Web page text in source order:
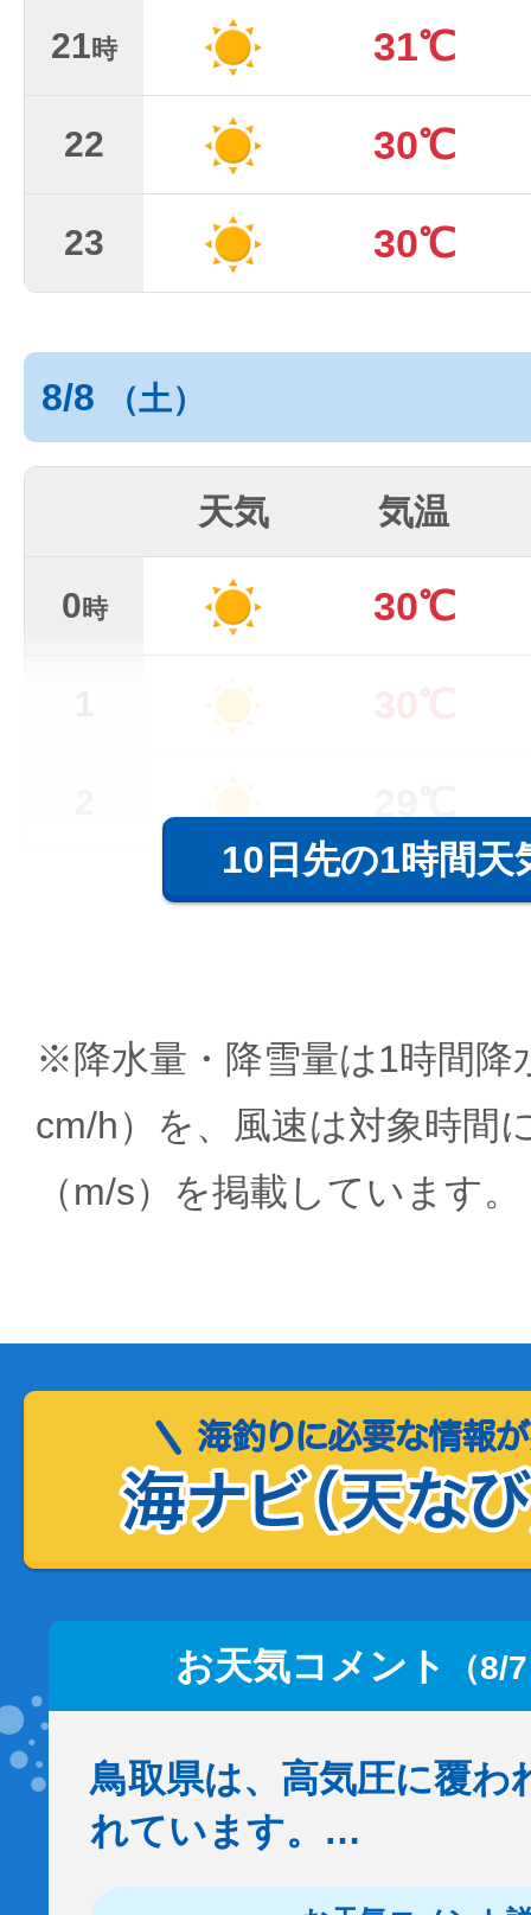
21時 31℃
22 30℃
23 30℃
8/8 （土）
天気 気温
0時 30℃
10日先の1時間天
※降水量・降雪量は1時間降
cm/h）を、風速は対象時間
（m/s）を掲載しています。
お天気コメント （8/
鳥取県は、高気圧に覆わ
れています。…